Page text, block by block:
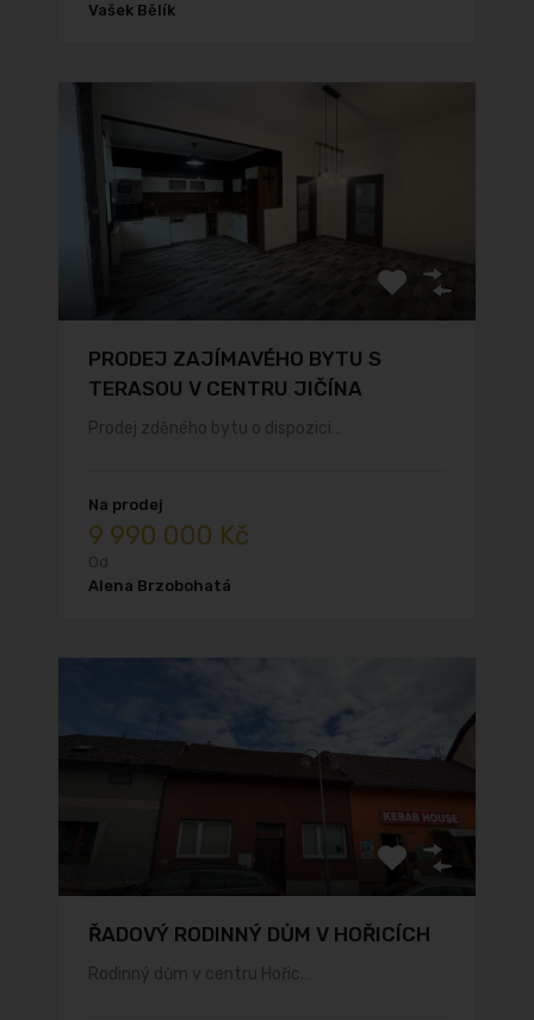
Vašek Bělík
PRODEJ ZAJÍMAVÉHO BYTU S
TERASOU V CENTRU JIČÍNA
Prodej zděného bytu o dispozici…
Na prodej
9 990 000 Kč
Od
Alena Brzobohatá
ŘADOVÝ RODINNÝ DŮM V HOŘICÍCH
Rodinný dům v centru Hořic…